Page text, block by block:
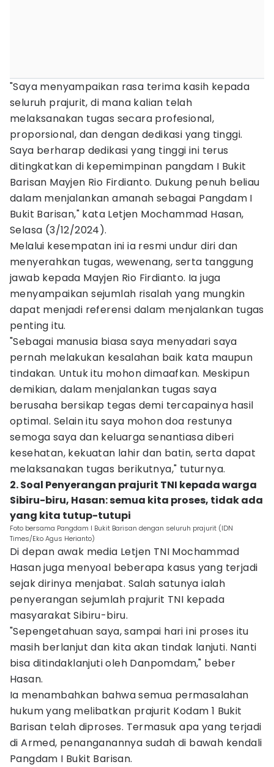
"Saya menyampaikan rasa terima kasih kepada
seluruh prajurit, di mana kalian telah
melaksanakan tugas secara profesional,
proporsional, dan dengan dedikasi yang tinggi.
Saya berharap dedikasi yang tinggi ini terus
ditingkatkan di kepemimpinan pangdam I Bukit
Barisan Mayjen Rio Firdianto. Dukung penuh beliau
dalam menjalankan amanah sebagai Pangdam I
Bukit Barisan," kata Letjen Mochammad Hasan,
Selasa (3/12/2024).
Melalui kesempatan ini ia resmi undur diri dan
menyerahkan tugas, wewenang, serta tanggung
jawab kepada Mayjen Rio Firdianto. Ia juga
menyampaikan sejumlah risalah yang mungkin
dapat menjadi referensi dalam menjalankan tugas
penting itu.
"Sebagai manusia biasa saya menyadari saya
pernah melakukan kesalahan baik kata maupun
tindakan. Untuk itu mohon dimaafkan. Meskipun
demikian, dalam menjalankan tugas saya
berusaha bersikap tegas demi tercapainya hasil
optimal. Selain itu saya mohon doa restunya
semoga saya dan keluarga senantiasa diberi
kesehatan, kekuatan lahir dan batin, serta dapat
melaksanakan tugas berikutnya," tuturnya.
2. Soal Penyerangan prajurit TNI kepada warga
Sibiru-biru, Hasan: semua kita proses, tidak ada
yang kita tutup-tutupi
Foto bersama Pangdam I Bukit Barisan dengan seluruh prajurit (IDN
Times/Eko Agus Herianto)
Di depan awak media Letjen TNI Mochammad
Hasan juga menyoal beberapa kasus yang terjadi
sejak dirinya menjabat. Salah satunya ialah
penyerangan sejumlah prajurit TNI kepada
masyarakat Sibiru-biru.
"Sepengetahuan saya, sampai hari ini proses itu
masih berlanjut dan kita akan tindak lanjuti. Nanti
bisa ditindaklanjuti oleh Danpomdam," beber
Hasan.
Ia menambahkan bahwa semua permasalahan
hukum yang melibatkan prajurit Kodam 1 Bukit
Barisan telah diproses. Termasuk apa yang terjadi
di Armed, penanganannya sudah di bawah kendali
Pangdam I Bukit Barisan.